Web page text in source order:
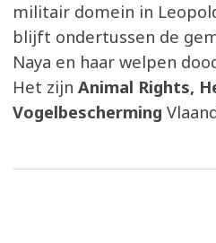
militair domein in
blijft ondertussen de
Naya en haar welpen
Het zijn Animal Rights,
Vogelbescherming